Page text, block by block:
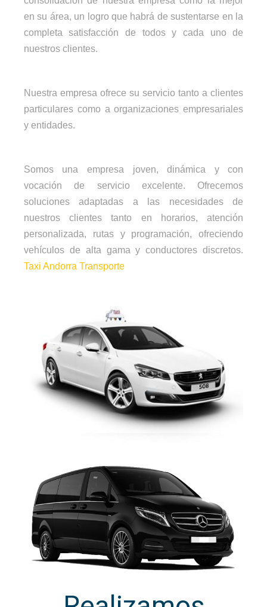
en su área, un logro que habrá de sustentarse en la
completa satisfacción de todos y cada uno de
nuestros clientes.
Nuestra empresa ofrece su servicio tanto a clientes
particulares como a organizaciones empresariales
y entidades.
Somos una empresa joven, dinámica y con
vocación de servicio excelente. Ofrecemos
soluciones adaptadas a las necesidades de
nuestros clientes tanto en horarios, atención
personalizada, rutas y programación, ofreciendo
vehículos de alta gama y conductores discretos.
Taxi Andorra Transporte